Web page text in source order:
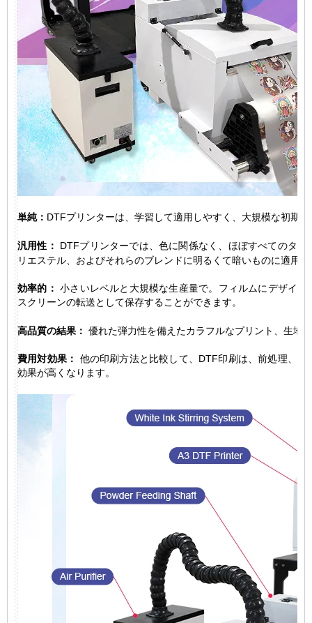
単純： DTFプリンターは、学習して適用しやすく、大規模な初期
汎用性：
DTFプリンターでは、色に関係なく、ほぼすべてのタ
リエステル、およびそれらのブレンドに明るくて暗いものに適用
効率的： 小さいレベルと大規模な生産量で。フィルムにデザイ
スクリーンの転送として保存することができます。
高品質の結果： 優れた弾力性を備えたカラフルなプリント、生地
費用対効果：
他の印刷方法と比較して、DTF印刷は、前処理、
効果が高くなります。